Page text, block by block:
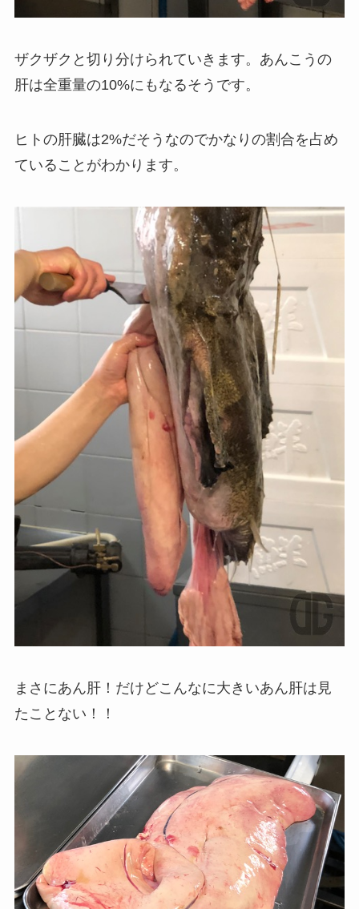
ザクザクと切り分けられていきます。あんこうの
肝は全重量の10%にもなるそうです。
ヒトの肝臓は2%だそうなのでかなりの割合を占め
ていることがわかります。
まさにあん肝！だけどこんなに大きいあん肝は見
たことない！！